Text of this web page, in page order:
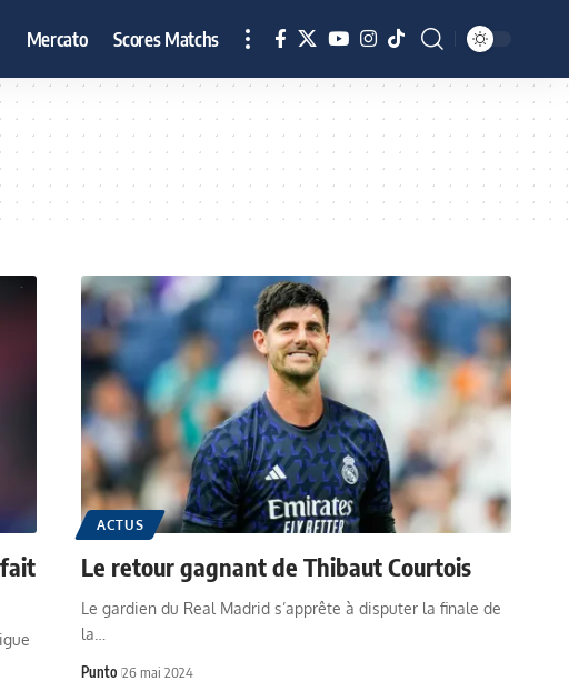
Mercato Scores Matchs
ACTUS
Le retour gagnant de Thibaut Courtois
Le gardien du Real Madrid s’apprête à disputer la finale de
la…
Punto 26 mai 2024